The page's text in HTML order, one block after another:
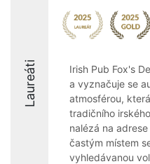
Laureáti
Irish Pub Fox's
a vyznačuje se
atmosférou,
tradičního
nalézá na
častým místem
vyhledávanou